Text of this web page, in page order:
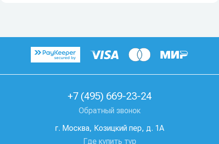
+7 (495) 669-23-24
Обратный звонок
г. Москва, Козицкий пер, д. 1А
Где купить тур